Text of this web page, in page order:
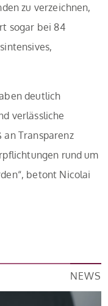
zu verzeichnen,
sogar bei 84
deutlich
verlässliche
Transparenz
rund um
betont Nicolai
NEWS